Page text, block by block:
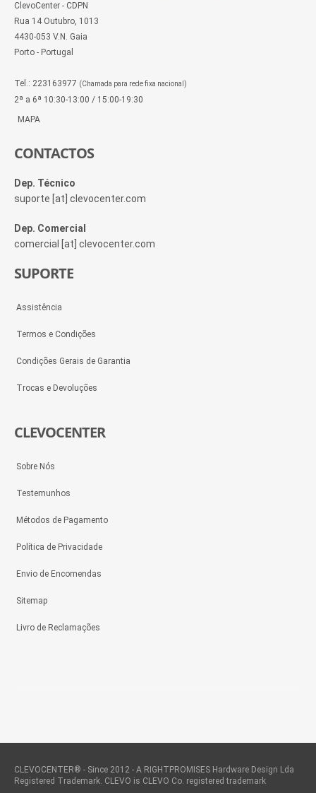
ClevoCenter - CDPN
Rua 14 Outubro, 1013
4430-053 V.N. Gaia
Porto - Portugal
Tel.: 223163977 (Chamada para rede fixa nacional)
2ª a 6ª 10:30-13:00 / 15:00-19:30
MAPA
CONTACTOS
Dep. Técnico
suporte [at] clevocenter.com
Dep. Comercial
comercial [at] clevocenter.com
SUPORTE
Assistência
Termos e Condições
Condições Gerais de Garantia
Trocas e Devoluções
CLEVOCENTER
Sobre Nós
Testemunhos
Métodos de Pagamento
Política de Privacidade
Envio de Encomendas
Sitemap
Livro de Reclamações
CLEVOCENTER® - Since 2012 - A RIGHTPROMISES Hardware Design Lda
Registered Trademark. CLEVO is CLEVO Co. registered trademark